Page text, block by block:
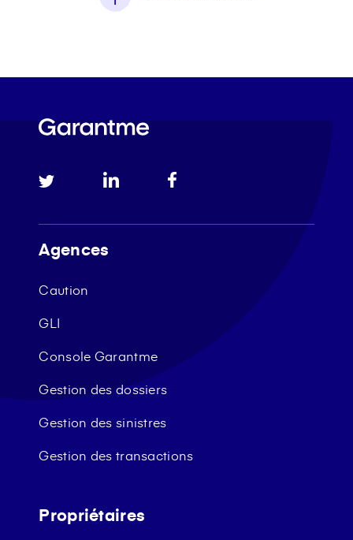
Agences
Caution
GLI
Console Garantme
Gestion des dossiers
Gestion des sinistres
Gestion des transactions
Propriétaires